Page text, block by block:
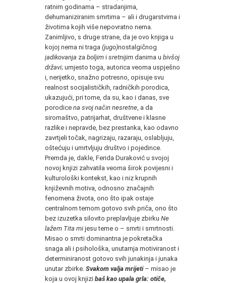
ratnim godinama – stradanjima,
dehumaniziranim smrtima – ali i drugarstvima i
životima kojih više nepovratno nema.
Zanimljivo, s druge strane, da je ovo knjiga u
kojoj nema ni traga (jugo)nostalgičnog
jadikovanja za boljim i sretnijim danima u bivšoj
državi; umjesto toga, autorica veoma uspješno
i, nerijetko, snažno potresno, opisuje svu
realnost socijalističkih, radničkih porodica,
ukazujući, pri tome, da su, kao i danas, sve
porodice na svoj način nesretne , a da
siromaštvo, patrijarhat, društvene i klasne
razlike i nepravde, bez prestanka, kao odavno
zavrtjeli točak, nagrizaju, razaraju, oslabljuju,
oštećuju i umrtvljuju društvo i pojedince.
Premda je, dakle, Ferida Duraković u svojoj
novoj knjizi zahvatila veoma širok povijesni i
kulturološki kontekst, kao i niz krupnih
književnih motiva, odnosno značajnih
fenomena života, ono što ipak ostaje
centralnom temom gotovo svih priča, ono što
bez izuzetka silovito preplavljuje zbirku Ne
lažem Tita mi jesu teme o – smrti i smrtnosti.
Misao o smrti dominantna je pokretačka
snaga ali i psihološka, unutarnja motiviranost i
determiniranost gotovo svih junakinja i junaka
unutar zbirke. Svakom valja mrijeti– misao je
koja u ovoj knjizi baš kao upala grla: otiče,